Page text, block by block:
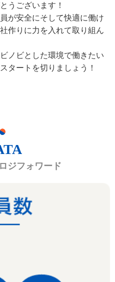
うございます！
が安全にそして快適に働け
作りに力を入れて取り組ん
ノビとした環境で働きたい
タートを切りましょう！
ジフォワード